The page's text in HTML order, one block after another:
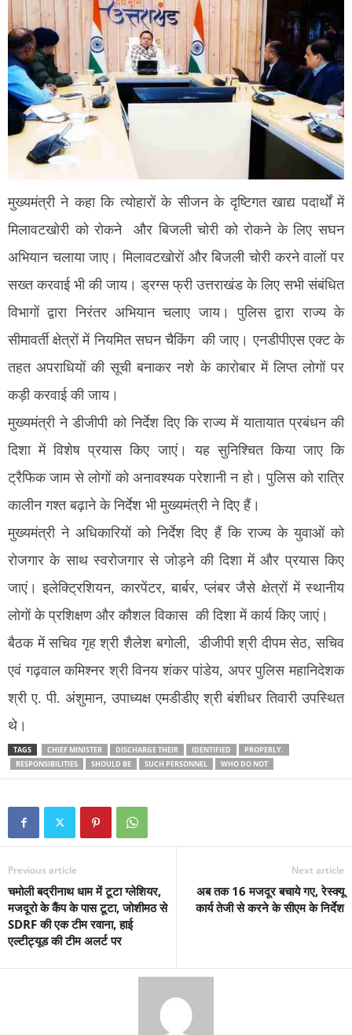
मुख्यमंत्री ने कहा कि त्योहारों के सीजन के दृष्टिगत खाद्य पदार्थों में
मिलावटखोरी को रोकने और बिजली चोरी को रोकने के लिए सघन
अभियान चलाया जाए। मिलावटखोरों और बिजली चोरी करने वालों पर
सख्त करवाई भी की जाय। ड्रग्स फ्री उत्तराखंड के लिए सभी संबंधित
विभागों द्वारा निरंतर अभियान चलाए जाय। पुलिस द्वारा राज्य के
सीमावर्ती क्षेत्रों में नियमित सघन चैकिंग की जाए। एनडीपीएस एक्ट के
तहत अपराधियों की सूची बनाकर नशे के कारोबार में लिप्त लोगों पर
कड़ी करवाई की जाय।
मुख्यमंत्री ने डीजीपी को निर्देश दिए कि राज्य में यातायात प्रबंधन की
दिशा में विशेष प्रयास किए जाएं। यह सुनिश्चित किया जाए कि
ट्रैफिक जाम से लोगों को अनावश्यक परेशानी न हो। पुलिस को रात्रि
कालीन गश्त बढ़ाने के निर्देश भी मुख्यमंत्री ने दिए हैं।
मुख्यमंत्री ने अधिकारियों को निर्देश दिए हैं कि राज्य के युवाओं को
रोजगार के साथ स्वरोजगार से जोड़ने की दिशा में और प्रयास किए
जाएं। इलेक्ट्रिशियन, कारपेंटर, बार्बर, प्लंबर जैसे क्षेत्रों में स्थानीय
लोगों के प्रशिक्षण और कौशल विकास की दिशा में कार्य किए जाएं।
बैठक में सचिव गृह श्री शैलेश बगोली, डीजीपी श्री दीपम सेठ, सचिव
एवं गढ़वाल कमिश्नर श्री विनय शंकर पांडेय, अपर पुलिस महानिदेशक
श्री ए. पी. अंशुमान, उपाध्यक्ष एमडीडीए श्री बंशीधर तिवारी उपस्थित
थे।
TAGS CHIEF MINISTER DISCHARGE THEIR IDENTIFIED
PROPERLY.
RESPONSIBILITIES
SHOULD BE SUCH PERSONNEL WHO DO NOT
Previous article
चमोली बद्रीनाथ धाम में टूटा ग्लेशियर,
मजदूरो के कैंप के पास टूटा, जोशीमठ से
SDRF की एक टीम रवाना, हाई
एल्टीट्यूड की टीम अलर्ट पर
Next article
अब तक 16 मजदूर बचाये गए, रेस्क्यू
कार्य तेजी से करने के सीएम के निर्देश